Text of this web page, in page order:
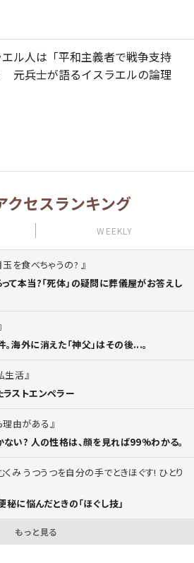
ル人は「平和主義者で戦争支持
元兵士が語るイスラエルの論理
クセスランキング
WEEKLY
玉を食べちゃうの?
て本当?「死体」の疑問に葬儀屋がお答えし
海外に消えた「神父」はその後...。
生活
ストエンペラー
由がある
い? 人の性格は、顔を見れば99%わかる。
み うつうつを自分の手でときほぐす! ひとり
に悩んだときの「ほぐし技」
もっと見る